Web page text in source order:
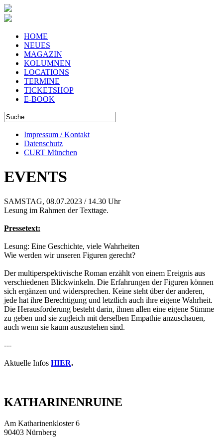
HOME
NEUES
MAGAZIN
KOLUMNEN
LOCATIONS
TERMINE
TICKETSHOP
E-BOOK
Impressum / Kontakt
Datenschutz
CURT München
EVENTS
SAMSTAG, 08.07.2023 / 14.30 Uhr
Lesung im Rahmen der Texttage.
Pressetext:
Lesung: Eine Geschichte, viele Wahrheiten
Wie werden wir unseren Figuren gerecht?
Der multiperspektivische Roman erzählt von einem Ereignis aus
verschiedenen Blickwinkeln. Die Erfahrungen der Figuren können
sich ergänzen und widersprechen. Keine steht über der anderen,
jede hat ihre Berechtigung und letztlich auch ihre eigene Wahrheit.
Die Herausforderung besteht darin, ihnen allen eine eigene Stimme
zu geben und sie zugleich mit derselben Empathie anzuschauen,
auch wenn sie kaum auszustehen sind.
---
Aktuelle Infos HIER.
KATHARINENRUINE
Am Katharinenkloster 6
90403 Nürnberg